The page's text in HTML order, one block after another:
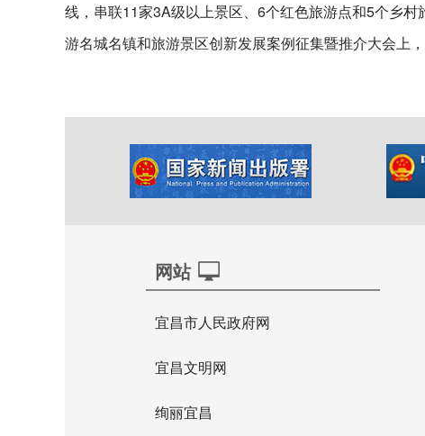
线，串联11家3A级以上景区、6个红色旅游点和5个乡
游名城名镇和旅游景区创新发展案例征集暨推介大会上
网站
宜昌市人民政府网
宜昌文明网
绚丽宜昌